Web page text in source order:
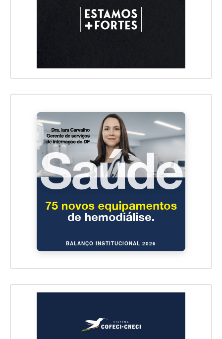
BALANÇO INSTITUCIONAL 2026